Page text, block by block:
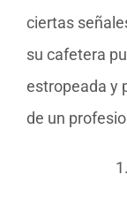
ciertas
su cafetera
estropeada y
de un